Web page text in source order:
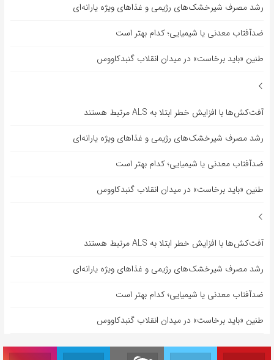
رشد مصرف شیرخشک‌های رژیمی و غذاهای ویژه یارانه‌ای
ضدآفتاب‌ معدنی یا شیمیایی؛ کدام بهتر است
طنین «باید برخاست» در میدان انقلاب گنبدکاووس
آفت‌کش‌ها با افزایش خطر ابتلا به ALS مرتبط هستند
رشد مصرف شیرخشک‌های رژیمی و غذاهای ویژه یارانه‌ای
ضدآفتاب‌ معدنی یا شیمیایی؛ کدام بهتر است
طنین «باید برخاست» در میدان انقلاب گنبدکاووس
آفت‌کش‌ها با افزایش خطر ابتلا به ALS مرتبط هستند
رشد مصرف شیرخشک‌های رژیمی و غذاهای ویژه یارانه‌ای
ضدآفتاب‌ معدنی یا شیمیایی؛ کدام بهتر است
طنین «باید برخاست» در میدان انقلاب گنبدکاووس